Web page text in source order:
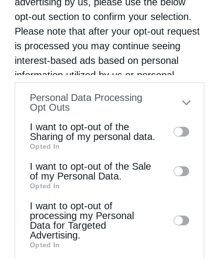
opt-out section to confirm your selection.
Please note that after your opt-out request
is processed you may continue seeing
interest-based ads based on personal
information utilized by us or personal
to your opt-out. You may separately opt-out
information by third parties on the IAB’s list
of downstream participants. This
information may also be disclosed by us to
third parties on theIAB’s List of
Downstream Participants
disclose it to other third parties.
Personal Data Processing
Opt Outs
I want to opt-out of the
Sharing of my personal data.
Opted In
I want to opt-out of the Sale
of my Personal Data.
Opted In
I want to opt-out of
processing my Personal
Data for Targeted
Advertising.
Opted In
ΜΟΙΡΑΣΟΥ 0
Προηγούμενο άρθρο
Σύντομα τα γυρίσματα του “Ανθρώπου του Θεού” για τη ζωή
και το έργο του Αγ.Νεκταρίου
Επόμενο άρθρο
Θέσεις για προγράμματα σπουδών στη θεολογική σχολή
Κύπρου